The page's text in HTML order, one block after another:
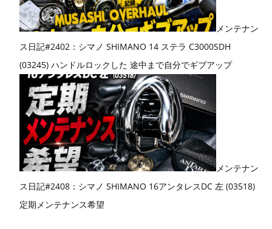
メンテナン
ス日記#2402：シマノ SHIMANO 14 ステラ C3000SDH
(03245) ハンドルロックした 途中まで自分でギブアップ
メンテナン
ス日記#2408：シマノ SHIMANO 16アンタレスDC 左 (03518)
定期メンテナンス希望